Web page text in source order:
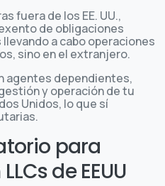
fuera de los EE. UU.,
de obligaciones
a cabo operaciones
sino en el extranjero.
agentes dependientes,
y operación de tu
Unidos, lo que sí
para
de EEUU